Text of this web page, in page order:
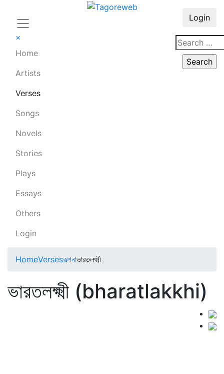
×
Home
Artists
Verses
Songs
Novels
Stories
Plays
Essays
Others
Login
Login
HomeVersesকল্পনাভারতলক্ষ্মী
ভারতলক্ষ্মী (bharatlakkhi)